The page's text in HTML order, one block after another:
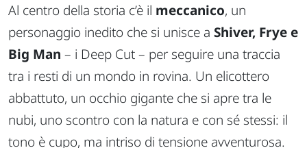
Al centro della storia c’è il meccanico, un
personaggio inedito che si unisce a Shiver, Frye e
Big Man – i Deep Cut – per seguire una traccia
tra i resti di un mondo in rovina. Un elicottero
abbattuto, un occhio gigante che si apre tra le
nubi, uno scontro con la natura e con sé stessi: il
tono è cupo, ma intriso di tensione avventurosa.